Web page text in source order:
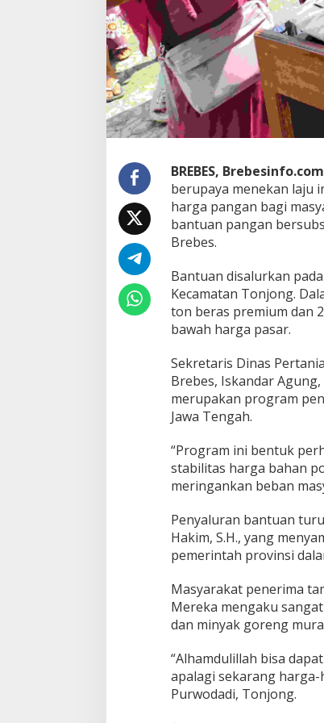
n
g
S
a
s
r
W
a
K
e
c
a
m
t
a
n
T
o
j
o
g
B
e
b
e
s
BREBES, Brebesinfo.com
berupaya menekan laju
harga pangan bagi
bantuan pangan
Brebes.
Bantuan disalurkan
Kecamatan Tonjong.
ton beras premium dan
bawah harga pasar.
Sekretaris Dinas
Brebes, Iskandar
merupakan program
Jawa Tengah.
“Program ini bentuk
stabilitas harga bahan
meringankan beban
Penyaluran bantuan
Hakim, S.H., yang
pemerintah provinsi
Masyarakat penerima
Mereka mengaku
dan minyak goreng
“Alhamdulillah bisa
apalagi sekarang harga-
Purwodadi, Tonjong.